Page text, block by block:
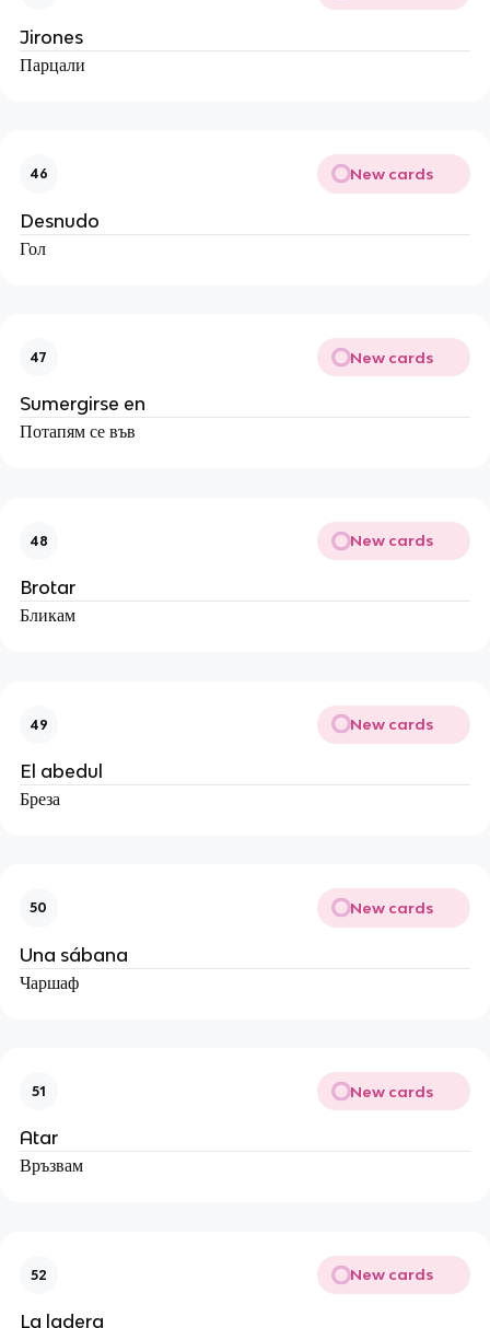
Jirones
Парцали
46 New cards
Desnudo
Гол
47 New cards
Sumergirse en
Потапям се във
48 New cards
Brotar
Бликам
49 New cards
El abedul
Бреза
50 New cards
Una sábana
Чаршаф
51 New cards
Atar
Връзвам
52 New cards
La ladera